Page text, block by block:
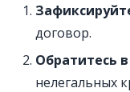
договор.
Обратитесь
нелегальных